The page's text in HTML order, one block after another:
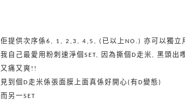
佢提供次序係6, 1, 2,3, 4,5, ( 已以上 NO.) 亦可以獨立
我自己最愛用粉刺速淨個 SET, 因為撕個 D走米 , 黑頭出
又痛又爽 !!
見到個 D走米係張面膜上面真係好開心 ( 有 D變態 )
而另一SET